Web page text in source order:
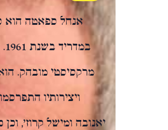
אנחל ספאטה הוא
מרקסיסטי מובהק.
ויצירותיו